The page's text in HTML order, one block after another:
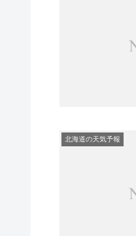
北海道の天気予報